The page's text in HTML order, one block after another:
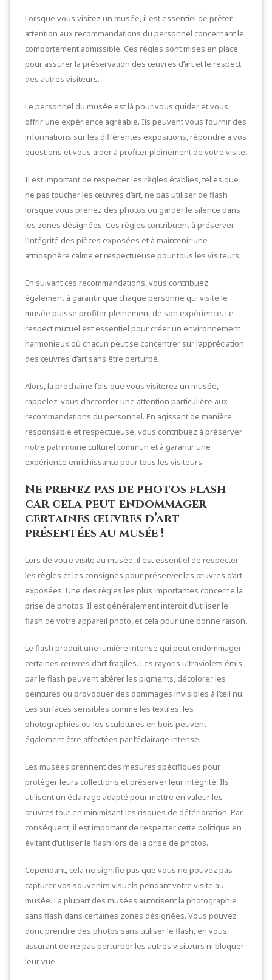
Lorsque vous visitez un musée, il est essentiel de prêter
attention aux recommandations du personnel concernant le
comportement admissible. Ces règles sont mises en place
pour assurer la préservation des œuvres d’art et le respect
des autres visiteurs.
Le personnel du musée est là pour vous guider et vous
offrir une expérience agréable. Ils peuvent vous fournir des
informations sur les différentes expositions, répondre à vos
questions et vous aider à profiter pleinement de votre visite.
Il est important de respecter les règles établies, telles que
ne pas toucher les œuvres d’art, ne pas utiliser de flash
lorsque vous prenez des photos ou garder le silence dans
les zones désignées. Ces règles contribuent à préserver
l’intégrité des pièces exposées et à maintenir une
atmosphère calme et respectueuse pour tous les visiteurs.
En suivant ces recommandations, vous contribuez
également à garantir que chaque personne qui visite le
musée puisse profiter pleinement de son expérience. Le
respect mutuel est essentiel pour créer un environnement
harmonieux où chacun peut se concentrer sur l’appréciation
des œuvres d’art sans être perturbé.
Alors, la prochaine fois que vous visiterez un musée,
rappelez-vous d’accorder une attention particulière aux
recommandations du personnel. En agissant de manière
responsable et respectueuse, vous contribuez à préserver
notre patrimoine culturel commun et à garantir une
expérience enrichissante pour tous les visiteurs.
Ne prenez pas de photos flash
car cela peut endommager
certaines œuvres d’art
présentées au musée !
Lors de votre visite au musée, il est essentiel de respecter
les règles et les consignes pour préserver les œuvres d’art
exposées. Une des règles les plus importantes concerne la
prise de photos. Il est généralement interdit d’utiliser le
flash de votre appareil photo, et cela pour une bonne raison.
Le flash produit une lumière intense qui peut endommager
certaines œuvres d’art fragiles. Les rayons ultraviolets émis
par le flash peuvent altérer les pigments, décolorer les
peintures ou provoquer des dommages invisibles à l’œil nu.
Les surfaces sensibles comme les textiles, les
photographies ou les sculptures en bois peuvent
également être affectées par l’éclairage intense.
Les musées prennent des mesures spécifiques pour
protéger leurs collections et préserver leur intégrité. Ils
utilisent un éclairage adapté pour mettre en valeur les
œuvres tout en minimisant les risques de détérioration. Par
conséquent, il est important de respecter cette politique en
évitant d’utiliser le flash lors de la prise de photos.
Cependant, cela ne signifie pas que vous ne pouvez pas
capturer vos souvenirs visuels pendant votre visite au
musée. La plupart des musées autorisent la photographie
sans flash dans certaines zones désignées. Vous pouvez
donc prendre des photos sans utiliser le flash, en vous
assurant de ne pas perturber les autres visiteurs ni bloquer
leur vue.